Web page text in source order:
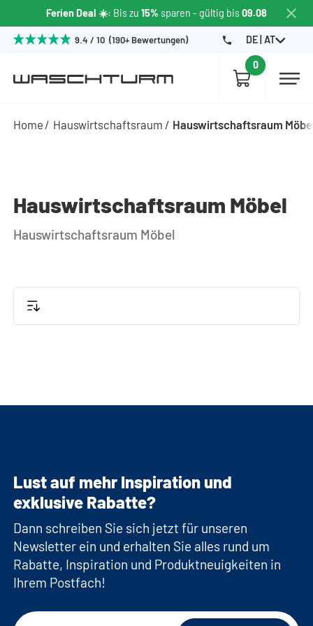
Ferien Deal ☀️: Bis zu 15% sparen - gültig bis09.08
9.4 / 10 (190+ Bewertungen) DE | AT
0
Home Hauswirtschaftsraum Hauswirtschaftsraum
Hauswirtschaftsraum Möbel
Hauswirtschaftsraum Möbel
Lust auf mehr Inspiration und
exklusive Rabatte?
Dann schreiben Sie sich jetzt für unseren
Newsletter ein und erhalten Sie alles rund um
Rabatte, Inspiration und Produktneuigkeiten in
Ihrem Postfach!